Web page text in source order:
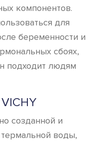
компонентов.
для
беременности и
сбоях,
подходит людям
созданной и
воды,